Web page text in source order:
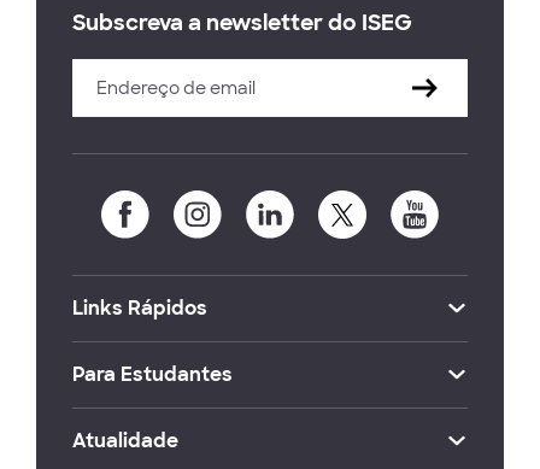
Subscreva a newsletter do ISEG
Links Rápidos
Para Estudantes
Atualidade